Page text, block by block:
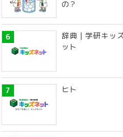
の？
辞典 | 学研キッ
ット
ヒト